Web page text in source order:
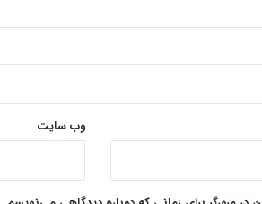
وب‌ سایت